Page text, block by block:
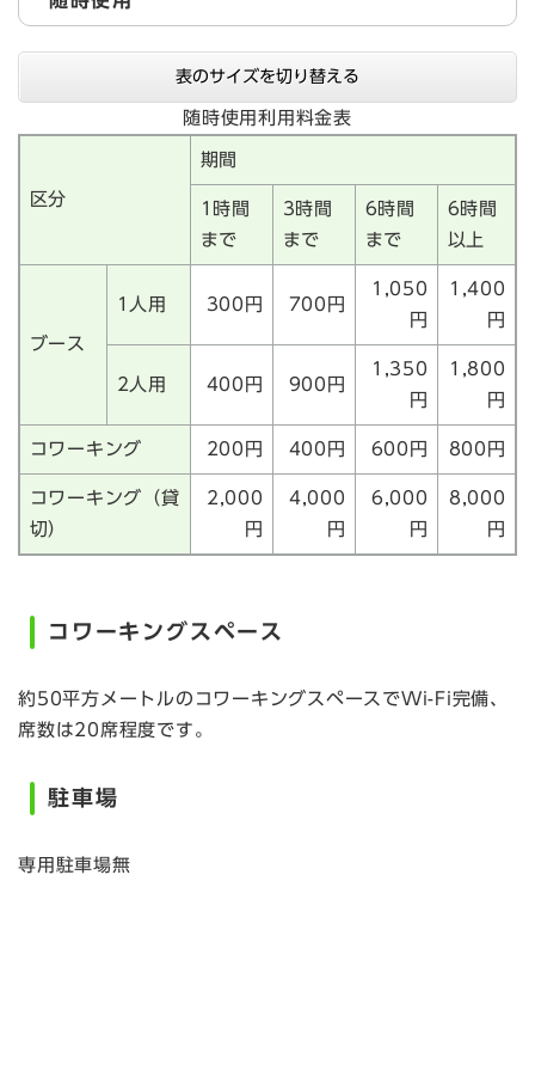
表のサイズを切り替える
随時使用利用料金表
区分
期間
1時間
まで
3時間
まで
6時間
まで
6時間
以上
ブース
1人用 300円 700円
1,050
円
1,400
円
2人用 400円 900円
1,350
円
1,800
円
コワーキング 200円 400円 600円 800円
コワーキング（貸
切）
2,000
円
4,000
円
6,000
円
8,000
円
コワーキングスペース
約50平方メートルのコワーキングスペースでWi-Fi完備、
席数は20席程度です。
駐車場
専用駐車場無